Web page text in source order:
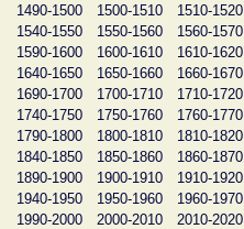
1490-1500
1500-1510 1510-1520
1540-1550
1550-1560 1560-1570
1590-1600
1600-1610 1610-1620
1640-1650
1650-1660 1660-1670
1690-1700
1700-1710 1710-1720
1740-1750
1750-1760 1760-1770
1790-1800
1800-1810 1810-1820
1840-1850
1850-1860 1860-1870
1890-1900
1900-1910 1910-1920
1940-1950
1950-1960 1960-1970
1990-2000
2000-2010 2010-2020